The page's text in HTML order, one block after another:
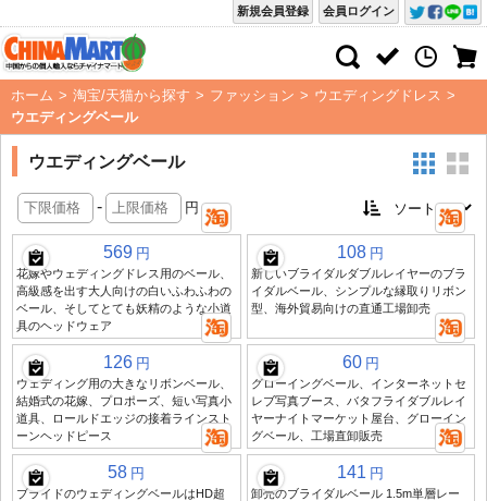
会員ログイン
新規会員登録
ホーム > 淘宝/天猫から探す > ファッション > ウエディングドレス >
ウエディングベール
ウエディングベール
- 円
569 円
花嫁やウェディングドレス用のベール、
高級感を出す大人向けの白いふわふわの
ベール、そしてとても妖精のような小道
具のヘッドウェア
108 円
新しいブライダルダブルレイヤーのブラ
イダルベール、シンプルな縁取りリボン
型、海外貿易向けの直通工場卸売
126 円
ウェディング用の大きなリボンベール、
結婚式の花嫁、プロポーズ、短い写真小
道具、ロールドエッジの接着ラインスト
ーンヘッドピース
60 円
グローイングベール、インターネットセ
レブ写真ブース、バタフライダブルレイ
ヤーナイトマーケット屋台、グローイン
グベール、工場直卸販売
58 円
ブライドのウェディングベールはHD超
141 円
卸売のブライダルベール 1.5m単層レー